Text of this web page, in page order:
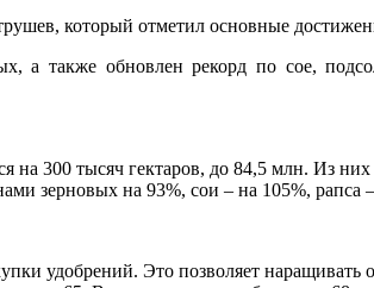
который отметил основные
а также обновлен рекорд по сое,
на 300 тысяч гектаров, до 84,5 млн. Из
зерновых на 93%, сои – на 105%, рапса
удобрений. Это позволяет наращивать